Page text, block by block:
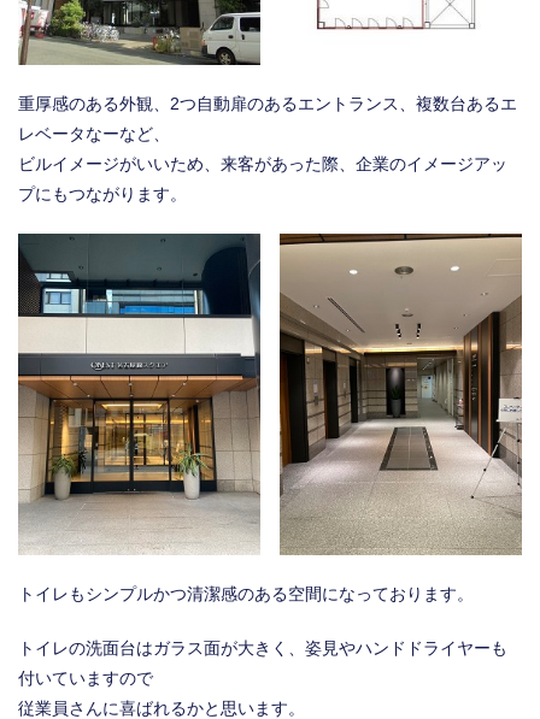
重厚感のある外観、2つ自動扉のあるエントランス、複数台あるエ
レベータなーなど、
ビルイメージがいいため、来客があった際、企業のイメージアッ
プにもつながります。
トイレもシンプルかつ清潔感のある空間になっております。
トイレの洗面台はガラス面が大きく、姿見やハンドドライヤーも
付いていますので
従業員さんに喜ばれるかと思います。